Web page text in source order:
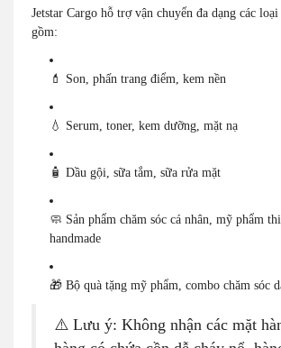
Jetstar Cargo hỗ trợ vận chuyển đa dạng các
gồm:
💄 Son, phấn trang điểm, kem nền
💧 Serum, toner, kem dưỡng, mặt nạ
🧴 Dầu gội, sữa tắm, sữa rửa mặt
🧼 Sản phẩm chăm sóc cá nhân, mỹ phẩm
handmade
🎁 Bộ quà tặng mỹ phẩm, combo chăm sóc
⚠️ Lưu ý: Không nhận các mặt